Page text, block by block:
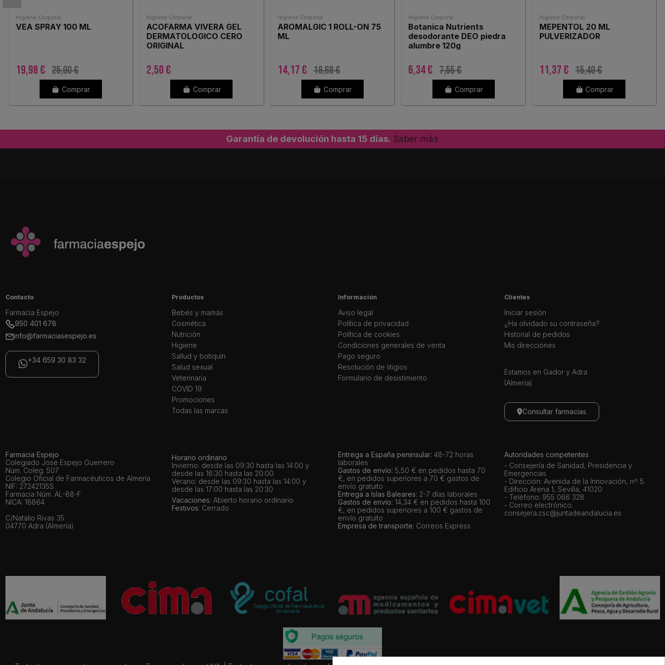
Higiene Corporal
VEA SPRAY 100 ML
19,98 € 25,90 €
Comprar
Higiene Corporal
ACOFARMA VIVERA GEL
DERMATOLOGICO CERO
ORIGINAL
2,50 €
Comprar
Higiene Corporal
AROMALGIC 1 ROLL-ON 75
ML
14,17 € 18,68 €
Comprar
Higiene Corporal
Botanica Nutrients
desodorante DEO piedra
alumbre 120g
6,34 € 7,55 €
Comprar
Higiene Corporal
MEPENTOL 20 ML
PULVERIZADOR
11,37 € 15,40 €
Comprar
Garantía de devolución hasta 15 días. Saber más
Contacto
Farmacia Espejo
950 401 678
info@farmaciasespejo.es
+34 659 30 83 32
Productos
Bebés y mamás
Cosmética
Nutrición
Higiene
Sallud y botiquín
Salud sexual
Veterinaria
COVID 19
Promociones
Todas las marcas
Información
Aviso legal
Política de privacidad
Política de cookies
Condiciones generales de venta
Pago seguro
Resolución de litigios
Formulario de desistimiento
Clientes
Iniciar sesión
¿Ha olvidado su contraseña?
Historial de pedidos
Mis direcciones
Estamos en Gador y Adra
(Almería)
Consultar farmacias
Farmacia Espejo
Colegiado Jose Espejo Guerrero
Núm. Coleg. 507
Colegio Oficial de Farmacéuticos de Almería
NIF: 27242135S
Farmacia Núm. AL-88-F
NICA: 18864
C/Natalio Rivas 35
04770 Adra (Almería)
Horario ordinario
Invierno: desde las 09:30 hasta las 14:00 y
desde las 16:30 hasta las 20:00
Verano: desde las 09:30 hasta las 14:00 y
desde las 17:00 hasta las 20:30
Vacaciones: Abierto horario ordinario
Festivos: Cerrado
Entrega a España peninsular: 48-72 horas
laborales
Gastos de envío: 5,50 € en pedidos hasta 70
€, en pedidos superiores a 70 € gastos de
envío gratuito
Entrega a Islas Baleares: 2-7 días laborales
Gastos de envío: 14,34 € en pedidos hasta 100
€, en pedidos superiores a 100 € gastos de
envío gratuito
Empresa de transporte: Correos Express
Autoridades competentes
- Consejería de Sanidad, Presidencia y
Emergencias
- Dirección: Avenida de la Innovación, nº 5.
Edificio Arena 1, Sevilla, 41020
- Teléfono: 955 066 328
- Correo electrónico:
consejera.csc@juntadeandalucia.es